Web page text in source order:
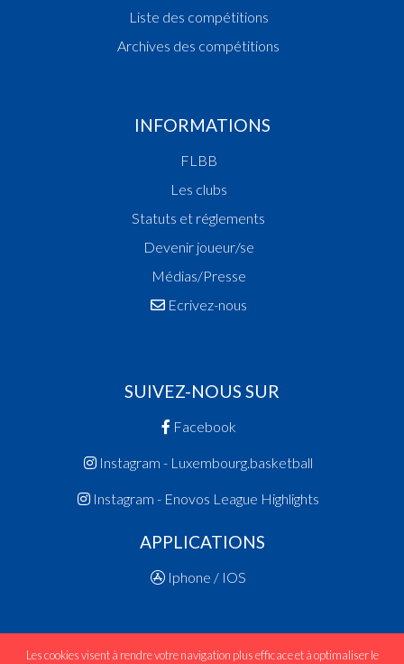
Liste des compétitions
Archives des compétitions
INFORMATIONS
FLBB
Les clubs
Statuts et réglements
Devenir joueur/se
Médias/Presse
Ecrivez-nous
SUIVEZ-NOUS SUR
Facebook
Instagram - Luxembourg.basketball
Instagram - Enovos League Highlights
APPLICATIONS
Iphone / IOS
Les cookies visent à rendre votre navigation plus efficace et à optimaliser le